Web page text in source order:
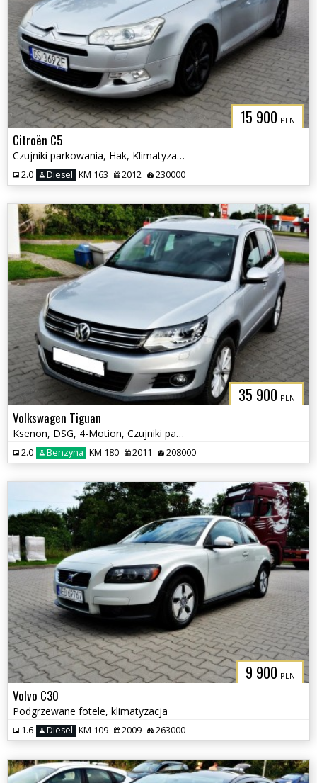
15 900 PLN
Citroën C5
Czujniki parkowania, Hak, Klimatyzacja
2.0 Diesel KM 163 2012 230000
35 900 PLN
Volkswagen Tiguan
Ksenon, DSG, 4-Motion, Czujniki parkowania tył, Klimatyzacja, Hak
2.0 Benzyna KM 180 2011 208000
9 900 PLN
Volvo C30
Podgrzewane fotele, klimatyzacja
1.6 Diesel KM 109 2009 263000